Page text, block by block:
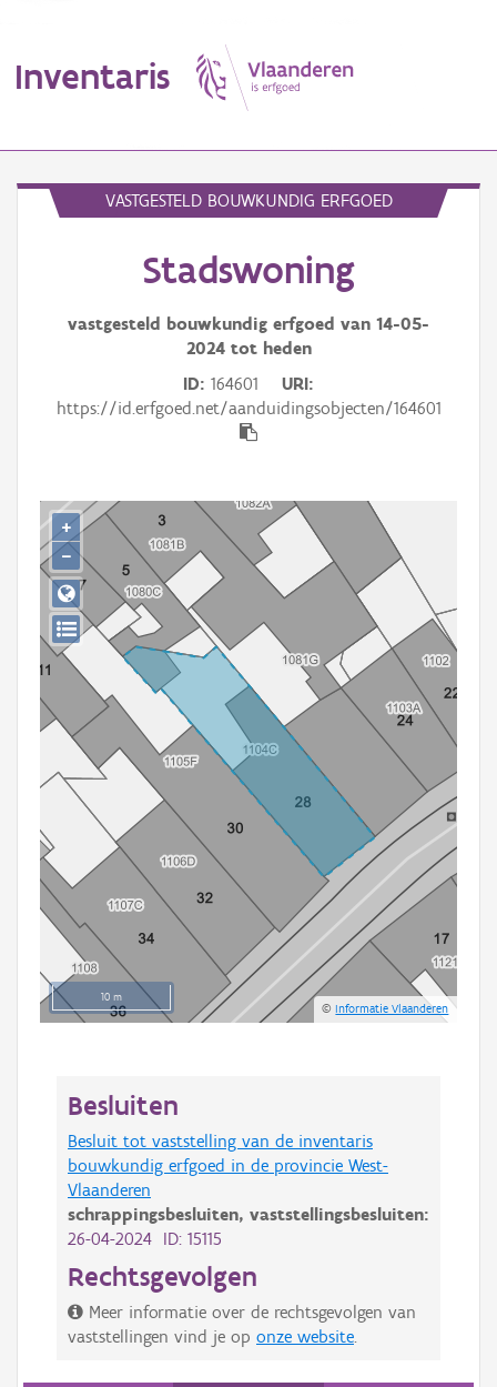
Inventaris
Aanduidingsobject
Thema
Persoon of collectief
Downloads
Hergebruik
Aanmelden
VASTGESTELD BOUWKUNDIG ERFGOED
Stadswoning
vastgesteld bouwkundig erfgoed van 14-05-
2024tot heden
ID 164601
URI
https://id.erfgoed.net/aanduidingsobjecten/164601
10 m
©Informatie Vlaanderen
+
−
Besluiten
Besluit tot vaststelling van de inventaris
bouwkundig erfgoed in de provincie West-
Vlaanderen
schrappingsbesluiten, vaststellingsbesluiten:
26-04-2024 ID: 15115
Rechtsgevolgen
Meer informatie over de rechtsgevolgen van
vaststellingen vind je op onze website